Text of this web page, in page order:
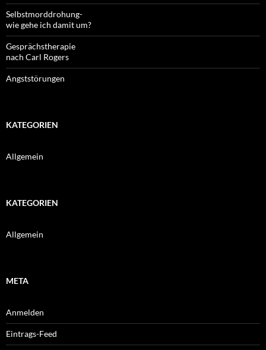
Selbstmorddrohung-
wie gehe ich damit um?
Gesprächstherapie
nach Carl Rogers
Angststörungen
KATEGORIEN
Allgemein
KATEGORIEN
Allgemein
META
Anmelden
Eintrags-Feed